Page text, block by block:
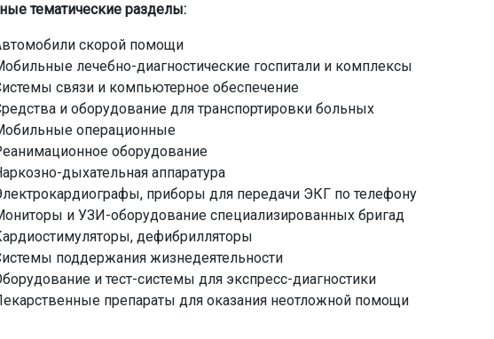
тематические разделы:
скорой помощи
лечебно-диагностические госпитали и комплексы
связи и компьютерное обеспечение
и оборудование для транспортировки больных
операционные
оборудование
дыхательная аппаратура
приборы для передачи ЭКГ по телефону
и УЗИ-оборудование специализированных бригад
дефибрилляторы
поддержания жизнедеятельности
и тест-системы для экспресс-диагностики
препараты для оказания неотложной помощи